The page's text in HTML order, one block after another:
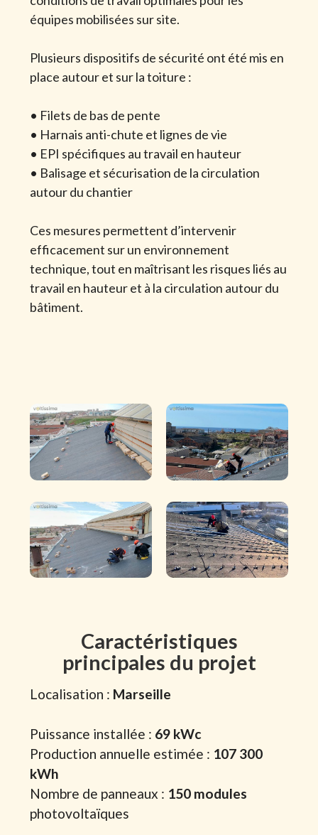
équipes mobilisées sur site.
Plusieurs dispositifs de sécurité ont été mis en
place autour et sur la toiture :
• Filets de bas de pente
• Harnais anti-chute et lignes de vie
• EPI spécifiques au travail en hauteur
• Balisage et sécurisation de la circulation
autour du chantier
Ces mesures permettent d’intervenir
efficacement sur un environnement
technique, tout en maîtrisant les risques liés au
travail en hauteur et à la circulation autour du
bâtiment.
Caractéristiques
principales du projet
Localisation : Marseille
Puissance installée : 69 kWc
Production annuelle estimée : 107 300
kWh
Nombre de panneaux : 150 modules
photovoltaïques